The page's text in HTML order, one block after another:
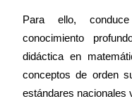
Para ello,
conocimiento
didáctica en
conceptos de orden
estándares nacionales